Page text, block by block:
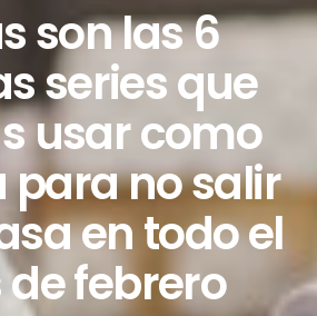
son las 6
series que
usar como
para no salir
en todo el
febrero